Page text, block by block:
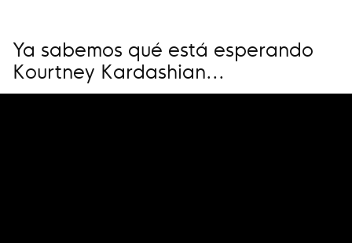
Ya sabemos qué está esperando
Kourtney Kardashian...